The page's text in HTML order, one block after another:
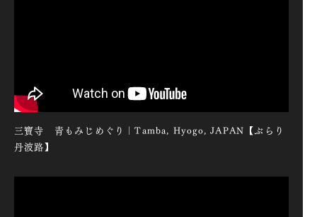
三寶寺 青もみじめぐり｜Tamba, Hyogo, JAPAN【ぶらり
丹波路】